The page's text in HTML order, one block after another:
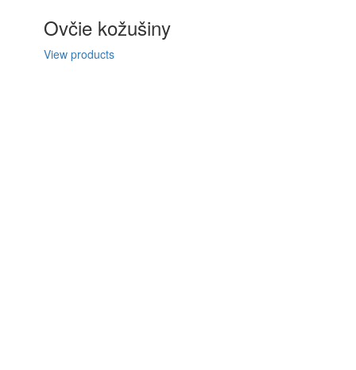
Ovčie kožušiny
View products